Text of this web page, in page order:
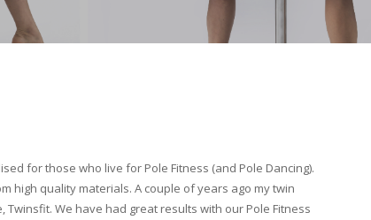
for those who live for Pole Fitness (and Pole Dancing).
high quality materials. A couple of years ago my twin
We have had great results with our Pole Fitness